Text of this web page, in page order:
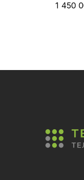
Модель
1 450